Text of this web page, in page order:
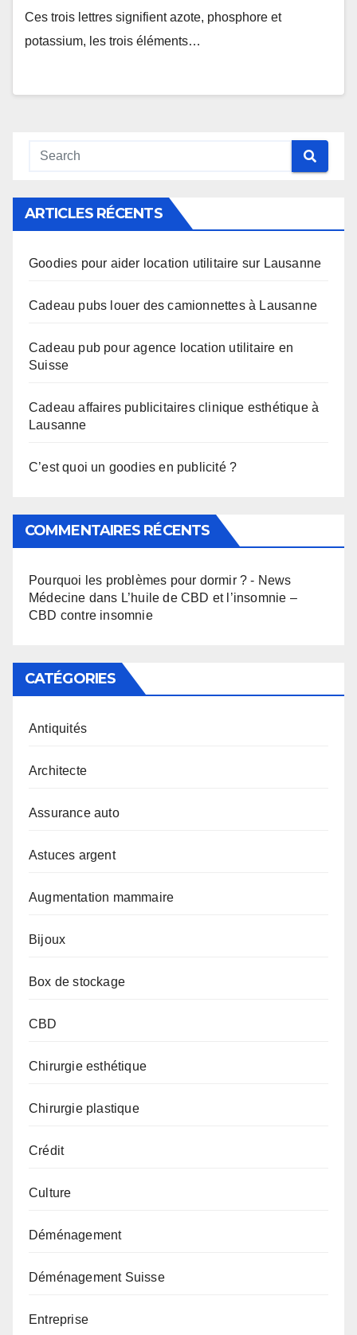
Ces trois lettres signifient azote, phosphore et
potassium, les trois éléments…
ARTICLES RÉCENTS
Goodies pour aider location utilitaire sur Lausanne
Cadeau pubs louer des camionnettes à Lausanne
Cadeau pub pour agence location utilitaire en
Suisse
Cadeau affaires publicitaires clinique esthétique à
Lausanne
C’est quoi un goodies en publicité ?
COMMENTAIRES RÉCENTS
Pourquoi les problèmes pour dormir ? - News
Médecine dans L’huile de CBD et l’insomnie –
CBD contre insomnie
CATÉGORIES
Antiquités
Architecte
Assurance auto
Astuces argent
Augmentation mammaire
Bijoux
Box de stockage
CBD
Chirurgie esthétique
Chirurgie plastique
Crédit
Culture
Déménagement
Déménagement Suisse
Entreprise